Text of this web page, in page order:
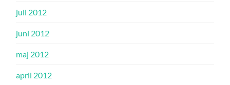
juli 2012
juni 2012
maj 2012
april 2012